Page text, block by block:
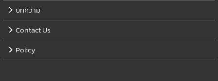
บทความ
Contact Us
Policy